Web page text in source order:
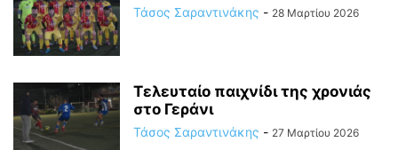
Τάσος Σαραντινάκης - 28 Μαρτίου 2026
Τελευταίο παιχνίδι της χρονιάς
στο Γεράνι
Τάσος Σαραντινάκης - 27 Μαρτίου 2026